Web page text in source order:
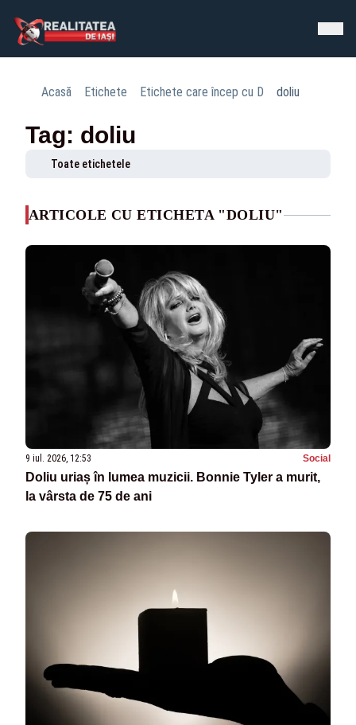
Acasă Etichete Etichete care încep cu D doliu
Tag: doliu
Toate etichetele
ARTICOLE CU ETICHETA "DOLIU"
9 iul. 2026, 12:53 Social
Doliu uriaș în lumea muzicii. Bonnie Tyler a murit,
la vârsta de 75 de ani